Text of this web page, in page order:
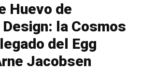
Huevo de
la Cosmos
del Egg
Jacobsen